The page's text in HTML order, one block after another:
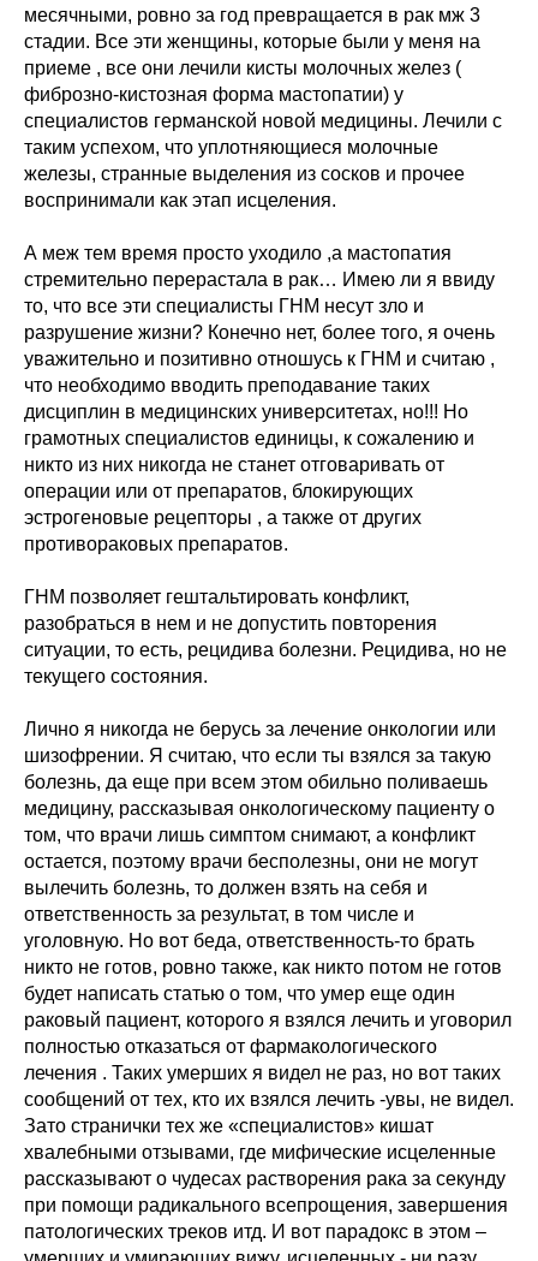
месячными, ровно за год превращается в рак мж 3
стадии. Все эти женщины, которые были у меня на
приеме , все они лечили кисты молочных желез (
фиброзно-кистозная форма мастопатии) у
специалистов германской новой медицины. Лечили с
таким успехом, что уплотняющиеся молочные
железы, странные выделения из сосков и прочее
воспринимали как этап исцеления.
А меж тем время просто уходило ,а мастопатия
стремительно перерастала в рак… Имею ли я ввиду
то, что все эти специалисты ГНМ несут зло и
разрушение жизни? Конечно нет, более того, я очень
уважительно и позитивно отношусь к ГНМ и считаю ,
что необходимо вводить преподавание таких
дисциплин в медицинских университетах, но!!! Но
грамотных специалистов единицы, к сожалению и
никто из них никогда не станет отговаривать от
операции или от препаратов, блокирующих
эстрогеновые рецепторы , а также от других
противораковых препаратов.
ГНМ позволяет гештальтировать конфликт,
разобраться в нем и не допустить повторения
ситуации, то есть, рецидива болезни. Рецидива, но не
текущего состояния.
Лично я никогда не берусь за лечение онкологии или
шизофрении. Я считаю, что если ты взялся за такую
болезнь, да еще при всем этом обильно поливаешь
медицину, рассказывая онкологическому пациенту о
том, что врачи лишь симптом снимают, а конфликт
остается, поэтому врачи бесполезны, они не могут
вылечить болезнь, то должен взять на себя и
ответственность за результат, в том числе и
уголовную. Но вот беда, ответственность-то брать
никто не готов, ровно также, как никто потом не готов
будет написать статью о том, что умер еще один
раковый пациент, которого я взялся лечить и уговорил
полностью отказаться от фармакологического
лечения . Таких умерших я видел не раз, но вот таких
сообщений от тех, кто их взялся лечить -увы, не видел.
Зато странички тех же «специалистов» кишат
хвалебными отзывами, где мифические исцеленные
рассказывают о чудесах растворения рака за секунду
при помощи радикального всепрощения, завершения
патологических треков итд. И вот парадокс в этом –